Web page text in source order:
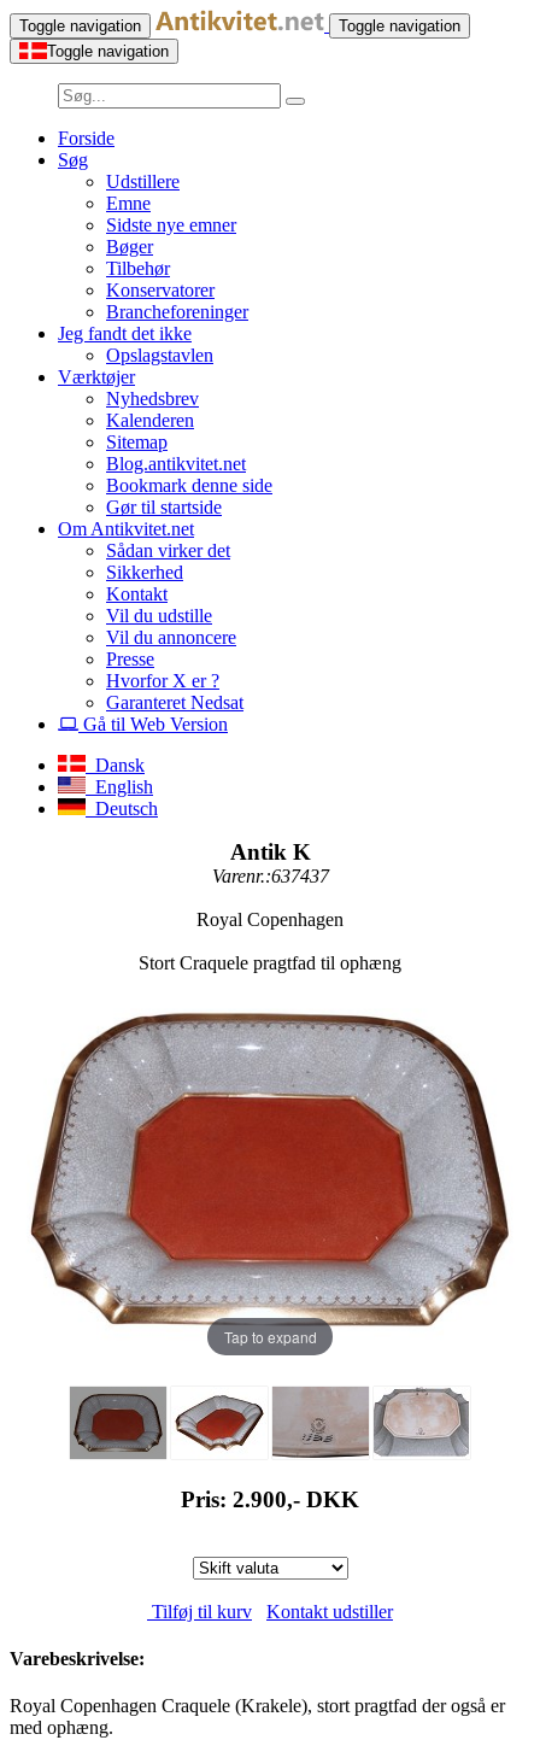
Toggle navigation
Toggle navigation
Toggle navigation
Forside
Søg
Udstillere
Emne
Sidste nye emner
Bøger
Tilbehør
Konservatorer
Brancheforeninger
Jeg fandt det ikke
Opslagstavlen
Værktøjer
Nyhedsbrev
Kalenderen
Sitemap
Blog.antikvitet.net
Bookmark denne side
Gør til startside
Om Antikvitet.net
Sådan virker det
Sikkerhed
Kontakt
Vil du udstille
Vil du annoncere
Presse
Hvorfor X er ?
Garanteret Nedsat
Gå til Web Version
Dansk
English
Deutsch
Antik K
Varenr.:637437
Royal Copenhagen
Stort Craquele pragtfad til ophæng
Tap to expand
Pris: 2.900,- DKK
Tilføj til kurv Kontakt udstiller
Varebeskrivelse:
Royal Copenhagen Craquele (Krakele), stort pragtfad der også er
med ophæng.